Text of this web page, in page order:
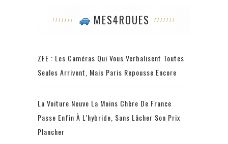
MES4ROUES
ZFE : Les Caméras Qui Vous Verbalisent Toutes
Seules Arrivent, Mais Paris Repousse Encore
La Voiture Neuve La Moins Chère De France
Passe Enfin À L’hybride, Sans Lâcher Son Prix
Plancher